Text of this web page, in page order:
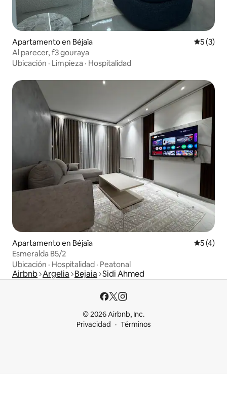
Apartamento en Béjaïa
5 (3)
Al parecer, f3 gouraya
Ubicación · Limpieza · Hospitalidad
Apartamento en Béjaïa
5 (4)
Esmeralda B5/2
Ubicación · Hospitalidad · Peatonal
Airbnb Argelia Bejaia Sidi Ahmed
© 2026 Airbnb, Inc.
Privacidad
Términos